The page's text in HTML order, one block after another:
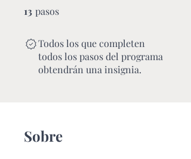
13 pasos
Todos los que completen
todos los pasos del programa
obtendrán una insignia.
Sobre